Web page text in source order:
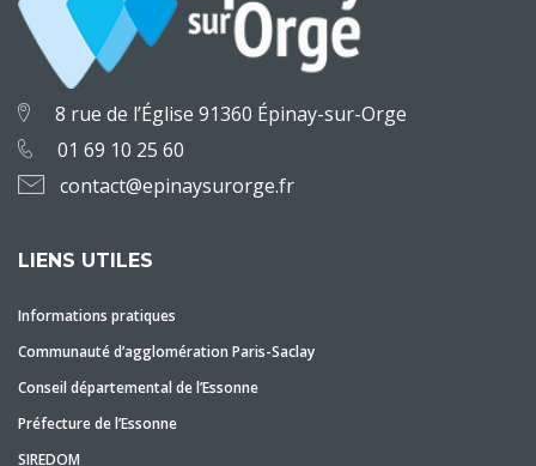
8 rue de l’Église 91360 Épinay-sur-Orge
01 69 10 25 60
contact@epinaysurorge.fr
LIENS UTILES
Informations pratiques
Communauté d’agglomération Paris-Saclay
Conseil départemental de l’Essonne
Préfecture de l’Essonne
SIREDOM